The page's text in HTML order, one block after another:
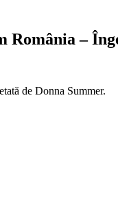
–
de Donna Summer.